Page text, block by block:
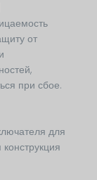
от
при сбое.
для